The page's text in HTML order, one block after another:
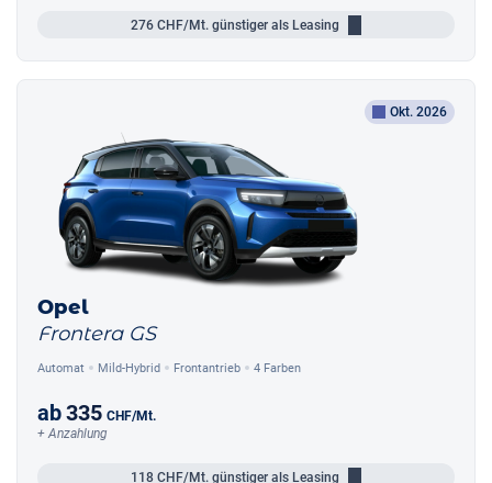
276 CHF/Mt. günstiger als Leasing
Okt. 2026
Opel
Frontera GS
Automat Mild-Hybrid Frontantrieb 4 Farben
ab335 CHF/Mt.
+ Anzahlung
118 CHF/Mt. günstiger als Leasing